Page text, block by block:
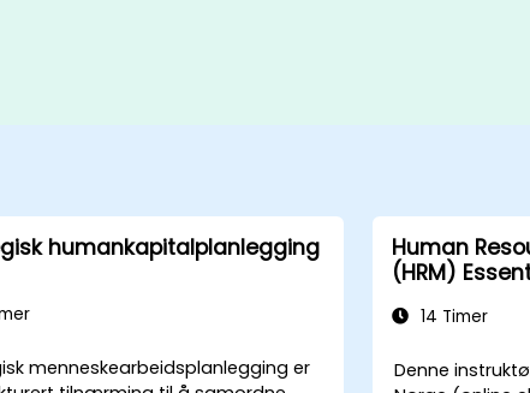
humankapitalplanlegging
menneskearbeidsplanlegging er
Human
(HRM)
14 Timer
Denne